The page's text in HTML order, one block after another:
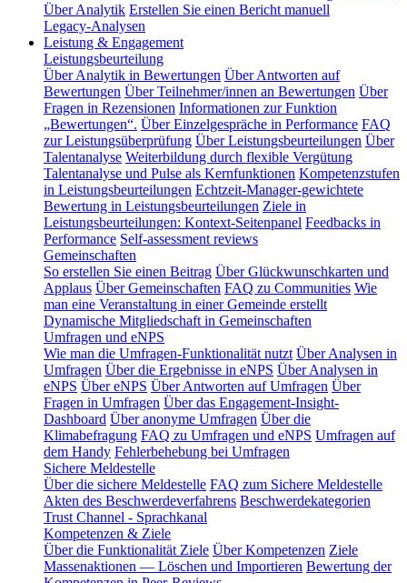
Über Analytik Erstellen Sie einen Bericht manuell
Legacy-Analysen
Leistung & Engagement
Leistungsbeurteilung
Über Analytik in Bewertungen Über Antworten auf
Bewertungen Über Teilnehmer/innen an Bewertungen Über
Fragen in Rezensionen Informationen zur Funktion
„Bewertungen“. Über Einzelgespräche in Performance FAQ
zur Leistungsüberprüfung Über Leistungsbeurteilungen Über
Talentanalyse Weiterbildung durch flexible Vergütung
Talentanalyse und Pulse als Kernfunktionen Kompetenzstufen
in Leistungsbeurteilungen Echtzeit-Manager-gewichtete
Bewertung in Leistungsbeurteilungen Ziele in
Leistungsbeurteilungen: Kontext-Seitenpanel Feedbacks in
Performance Self-assessment reviews
Gemeinschaften
So erstellen Sie einen Beitrag Über Glückwunschkarten und
Applaus Über Gemeinschaften FAQ zu Communities Wie
man eine Veranstaltung in einer Gemeinde erstellt
Dynamische Mitgliedschaft in Gemeinschaften
Umfragen und eNPS
Wie man die Umfragen-Funktionalität nutzt Über Analysen in
Umfragen Über die Ergebnisse in eNPS Über Analysen in
eNPS Über eNPS Über Antworten auf Umfragen Über
Fragen in Umfragen Über das Engagement-Insight-
Dashboard Über anonyme Umfragen Über die
Klimabefragung FAQ zu Umfragen und eNPS Umfragen auf
dem Handy Fehlerbehebung bei Umfragen
Sichere Meldestelle
Über die sichere Meldestelle FAQ zum Sichere Meldestelle
Akten des Beschwerdeverfahrens Beschwerdekategorien
Trust Channel - Sprachkanal
Kompetenzen & Ziele
Über die Funktionalität Ziele Über Kompetenzen Ziele
Massenaktionen — Löschen und Importieren Bewertung der